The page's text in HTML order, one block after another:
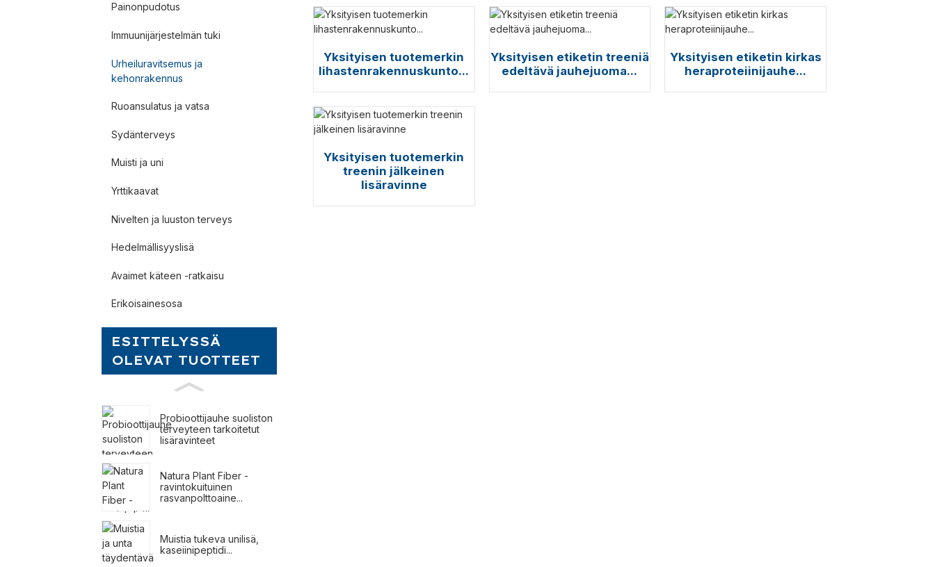
Painonpudotus
Immuunijärjestelmän tuki
Urheiluravitsemus ja
kehonrakennus
Ruoansulatus ja vatsa
Sydänterveys
Muisti ja uni
Yrttikaavat
Nivelten ja luuston terveys
Hedelmällisyyslisä
Avaimet käteen -ratkaisu
Erikoisainesosa
ESITTELYSSÄ
OLEVAT TUOTTEET
Probioottijauhe suoliston
terveyteen tarkoitetut
lisäravinteet
Natura Plant Fiber -
ravintokuituinen
rasvanpolttoaine...
Muistia tukeva unilisä,
kaseiinipeptidi...
Yksityisen tuotemerkin
lihastenrakennuskunto...
Yksityisen etiketin treeniä
edeltävä jauhejuoma...
Yksityisen etiketin kirkas
heraproteiinijauhe...
Yksityisen tuotemerkin
treenin jälkeinen
lisäravinne